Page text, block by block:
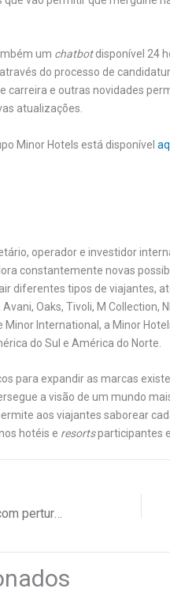
um chatbotdisponível 24
do processo de
carreira e outras novidades
atualizações.
Minor Hotels está disponível
operador e investidor
constantemente novas
diferentes tipos de viajantes,
Oaks, Tivoli, M Collection,
Minor International, a Minor
do Sul e América do Norte.
para expandir as marcas
a visão de um mundo
aos viajantes saborear
hotéis e resortsparticipantes
Agenda visual para pessoas com perturbações do desenvolvimento e autismo